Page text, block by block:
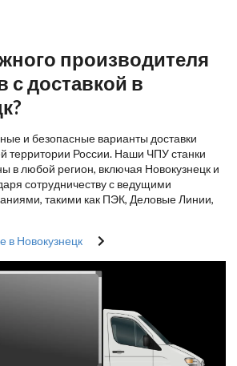
производителя
с доставкой в
и безопасные варианты доставки
территории России. Наши ЧПУ станки
в любой регион, включая Новокузнецк и
сотрудничеству с ведущими
такими как ПЭК, Деловые Линии,
в Новокузнецк